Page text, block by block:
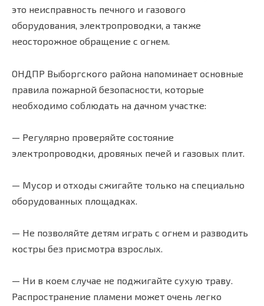
это неисправность печного и газового
оборудования, электропроводки, а также
неосторожное обращение с огнем.
ОНДПР Выборгского района напоминает основные
правила пожарной безопасности, которые
необходимо соблюдать на дачном участке:
— Регулярно проверяйте состояние
электропроводки, дровяных печей и газовых плит.
— Мусор и отходы сжигайте только на специально
оборудованных площадках.
— Не позволяйте детям играть с огнем и разводить
костры без присмотра взрослых.
— Ни в коем случае не поджигайте сухую траву.
Распространение пламени может очень легко